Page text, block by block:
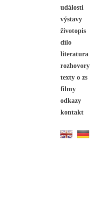
události
výstavy
životopis
dílo
literatura
rozhovory
texty o zs
filmy
odkazy
kontakt